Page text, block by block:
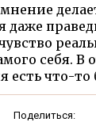
даже
себя. В
есть что-то
Поделиться: